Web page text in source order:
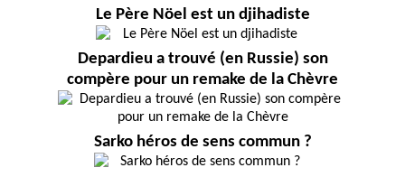
Le Père Nöel est un djihadiste
Depardieu a trouvé (en Russie) son
compère pour un remake de la Chèvre
Sarko héros de sens commun ?